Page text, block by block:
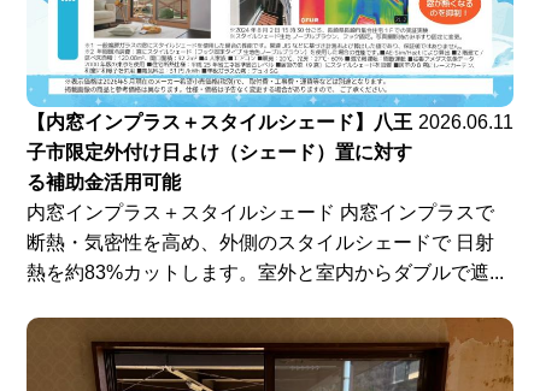
【内窓インプラス＋スタイルシェード】八王
子市限定外付け日よけ（シェード）置に対す
る補助金活用可能
2026.06.11
内窓インプラス＋スタイルシェード 内窓インプラスで
断熱・気密性を高め、外側のスタイルシェードで 日射
熱を約83%カットします。室外と室内からダブルで遮...